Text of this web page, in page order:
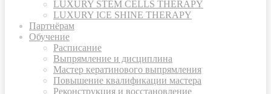
LUXURY STEM CELLS THERAPY
LUXURY ICE SHINE THERAPY
Партнёрам
Обучение
Расписание
Выпрямление и дисциплина
Мастер кератинового выпрямления
Повышение квалификации мастера
Реконструкция и восстановление